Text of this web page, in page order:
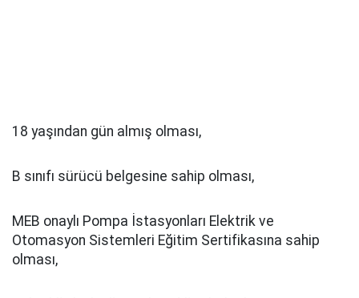
18 yaşından gün almış olması,
B sınıfı sürücü belgesine sahip olması,
MEB onaylı Pompa İstasyonları Elektrik ve
Otomasyon Sistemleri Eğitim Sertifikasına sahip
olması,